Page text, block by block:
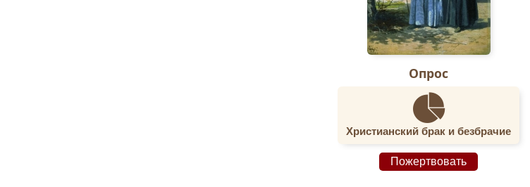
Опрос
Христианский брак и безбрачие
Пожертвовать